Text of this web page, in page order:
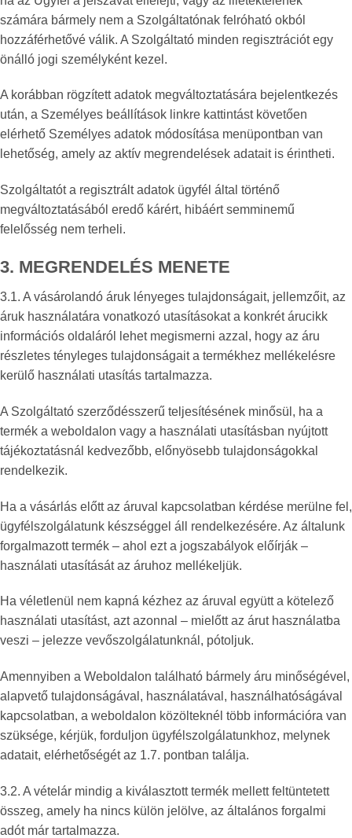
számára bármely nem a Szolgáltatónak felróható okból
hozzáférhetővé válik. A Szolgáltató minden regisztrációt egy
önálló jogi személyként kezel.
A korábban rögzített adatok megváltoztatására bejelentkezés
után, a Személyes beállítások linkre kattintást követően
elérhető Személyes adatok módosítása menüpontban van
lehetőség, amely az aktív megrendelések adatait is érintheti.
Szolgáltatót a regisztrált adatok ügyfél által történő
megváltoztatásából eredő kárért, hibáért semminemű
felelősség nem terheli.
3. MEGRENDELÉS MENETE
3.1. A vásárolandó áruk lényeges tulajdonságait, jellemzőit, az
áruk használatára vonatkozó utasításokat a konkrét árucikk
információs oldaláról lehet megismerni azzal, hogy az áru
részletes tényleges tulajdonságait a termékhez mellékelésre
kerülő használati utasítás tartalmazza.
A Szolgáltató szerződésszerű teljesítésének minősül, ha a
termék a weboldalon vagy a használati utasításban nyújtott
tájékoztatásnál kedvezőbb, előnyösebb tulajdonságokkal
rendelkezik.
Ha a vásárlás előtt az áruval kapcsolatban kérdése merülne fel,
ügyfélszolgálatunk készséggel áll rendelkezésére. Az általunk
forgalmazott termék – ahol ezt a jogszabályok előírják –
használati utasítását az áruhoz mellékeljük.
Ha véletlenül nem kapná kézhez az áruval együtt a kötelező
használati utasítást, azt azonnal – mielőtt az árut használatba
veszi – jelezze vevőszolgálatunknál, pótoljuk.
Amennyiben a Weboldalon található bármely áru minőségével,
alapvető tulajdonságával, használatával, használhatóságával
kapcsolatban, a weboldalon közölteknél több információra van
szüksége, kérjük, forduljon ügyfélszolgálatunkhoz, melynek
adatait, elérhetőségét az 1.7. pontban találja.
3.2. A vételár mindig a kiválasztott termék mellett feltüntetett
összeg, amely ha nincs külön jelölve, az általános forgalmi
adót már tartalmazza.